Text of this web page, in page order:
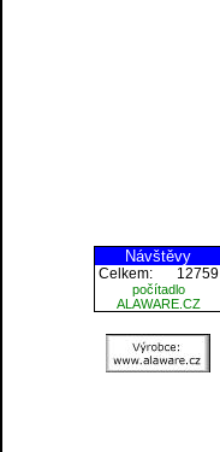
Návštěvy
Celkem: 12759
počítadlo
ALAWARE.CZ